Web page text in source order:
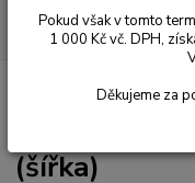
Silný kruh L
(šířka)
Pokud však v tomto
1 000 Kč vč. DPH,
Děkujeme za